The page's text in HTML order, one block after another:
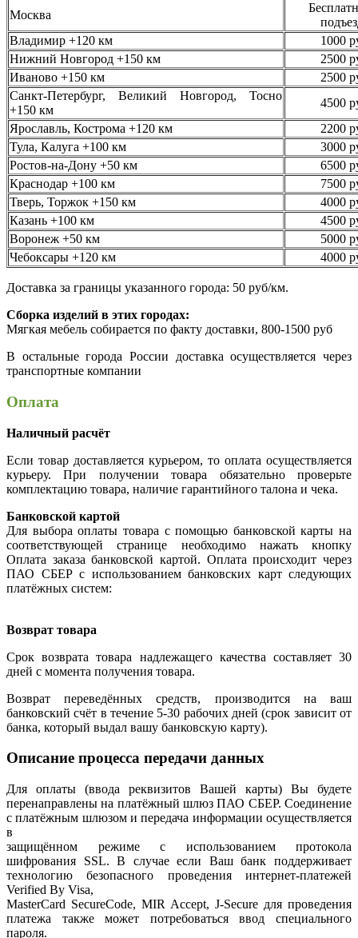
Москва
Владимир +120 км
1000
Нижний Новгород +150 км
2500
Иваново +150 км
2500
Санкт-Петербург, Великий Новгород, Тосно
+150 км
4500
Ярославль, Кострома +120 км
2200
Тула, Калуга +100 км
3000
Ростов-на-Дону +50 км
6500
Краснодар +100 км
7500
Тверь, Торжок +150 км
4000
Казань +100 км
4500
Воронеж +50 км
5000
Чебоксары +120 км
4000
Доставка за границы указанного города: 50 руб/км.
Сборка изделий в этих городах:
Мягкая мебель собирается по факту доставки, 800-1500 руб
В остальные города России доставка осуществляется через
транспортные компании
Оплата
Наличный расчёт
Если товар доставляется курьером, то оплата осуществляется
курьеру. При получении товара обязательно проверьте
комплектацию товара, наличие гарантийного талона и чека.
Банковской картой
Для выбора оплаты товара с помощью банковской карты на
соответствующей странице необходимо нажать кнопку
Оплата заказа банковской картой. Оплата происходит через
ПАО СБЕР с использованием банковских карт следующих
платёжных систем:
Возврат товара
Срок возврата товара надлежащего качества составляет 30
дней с момента получения товара.
Возврат переведённых средств, производится на ваш
банковский счёт в течение 5-30 рабочих дней (срок зависит от
банка, который выдал вашу банковскую карту).
Описание процесса передачи данных
Для оплаты (ввода реквизитов Вашей карты) Вы будете
перенаправлены на платёжный шлюз ПАО СБЕР. Соединение
с платёжным шлюзом и передача информации осуществляется
в
защищённом режиме с использованием протокола
шифрования SSL. В случае если Ваш банк поддерживает
технологию безопасного проведения интернет-платежей
Verified By Visa,
MasterCard SecureCode, MIR Accept, J-Secure для проведения
платежа также может потребоваться ввод специального
пароля.